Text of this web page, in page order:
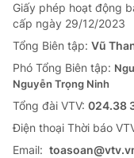
Giấy phép hoạt động
cấp ngày 29/12/2023
Tổng Biên tập: Vũ
Phó Tổng Biên tập:
Nguyễn Trọng Ninh
Tổng đài VTV: 024.38
Ðiện thoại Thời báo
Email: